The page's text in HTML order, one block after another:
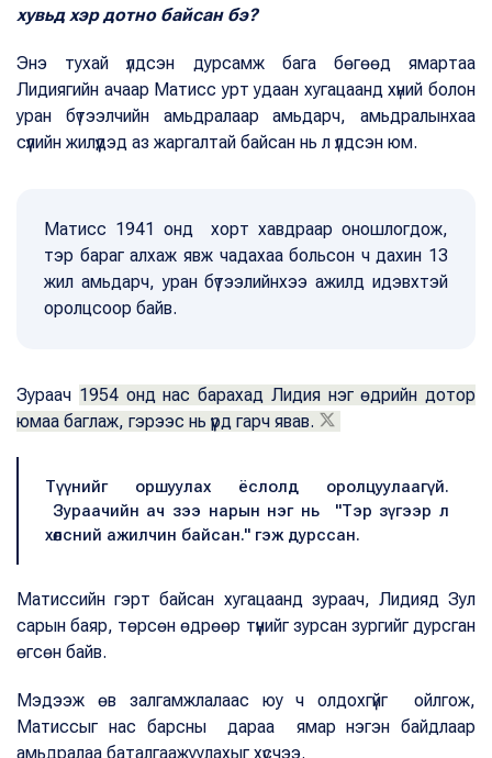
хувьд хэр дотно байсан бэ?
Энэ тухай үлдсэн дурсамж бага бөгөөд ямартаа
Лидиягийн ачаар Матисс урт удаан хугацаанд хүний болон
уран бүтээлчийн амьдралаар амьдарч, амьдралынхаа
сүүлийн жилүүдэд аз жаргалтай байсан нь л үлдсэн юм.
Матисс 1941 онд хорт хавдраар оношлогдож,
тэр бараг алхаж явж чадахаа больсон ч дахин 13
жил амьдарч, уран бүтээлийнхээ ажилд идэвхтэй
оролцсоор байв.
Зураач 1954 онд нас барахад Лидия нэг өдрийн дотор
юмаа баглаж, гэрээс нь үүрд гарч явав.
Түүнийг оршуулах ёслолд оролцуулаагүй.
Зураачийн ач зээ нарын нэг нь "Тэр зүгээр л
хөлсний ажилчин байсан." гэж дурссан.
Матиссийн гэрт байсан хугацаанд зураач, Лидияд Зул
сарын баяр, төрсөн өдрөөр түүнийг зурсан зургийг дурсган
өгсөн байв.
Мэдээж өв залгамжлалаас юу ч олдохгүйг ойлгож,
Матиссыг нас барсны дараа ямар нэгэн байдлаар
амьдралаа баталгаажуулахыг хүсчээ.